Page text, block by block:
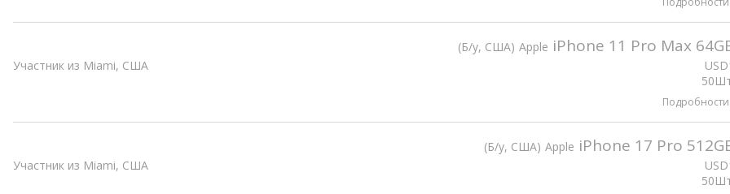
Б/у, США Apple iPhone 11 Pro Max
USD
Участник из Miami, США
Подробности
Б/у, США Apple iPhone 17 Pro
USD
Участник из Miami, США